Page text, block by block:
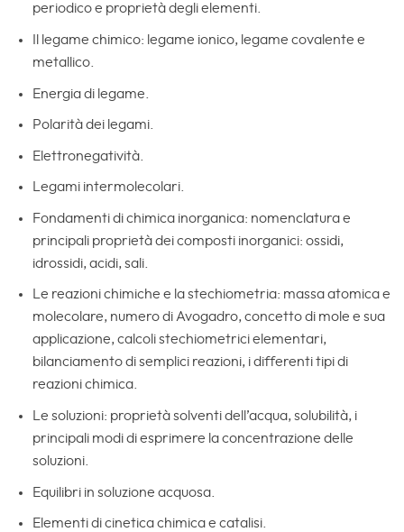
periodico e proprietà degli elementi.
Il legame chimico: legame ionico, legame covalente e
metallico.
Energia di legame.
Polarità dei legami.
Elettronegatività.
Legami intermolecolari.
Fondamenti di chimica inorganica: nomenclatura e
principali proprietà dei composti inorganici: ossidi,
idrossidi, acidi, sali.
Le reazioni chimiche e la stechiometria: massa atomica e
molecolare, numero di Avogadro, concetto di mole e sua
applicazione, calcoli stechiometrici elementari,
bilanciamento di semplici reazioni, i differenti tipi di
reazioni chimica.
Le soluzioni: proprietà solventi dell’acqua, solubilità, i
principali modi di esprimere la concentrazione delle
soluzioni.
Equilibri in soluzione acquosa.
Elementi di cinetica chimica e catalisi.